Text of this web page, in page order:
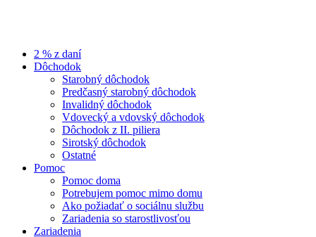
2 % z daní
Dôchodok
Starobný dôchodok
Predčasný starobný dôchodok
Invalidný dôchodok
Vdovecký a vdovský dôchodok
Dôchodok z II. piliera
Sirotský dôchodok
Ostatné
Pomoc
Pomoc doma
Potrebujem pomoc mimo domu
Ako požiadať o sociálnu službu
Zariadenia so starostlivosťou
Zariadenia